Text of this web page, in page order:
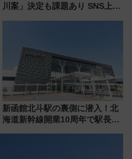
川案」決定も課題あり SNS上の
新函館北斗駅の裏側に潜入！北
海道新幹線開業10周年で駅長